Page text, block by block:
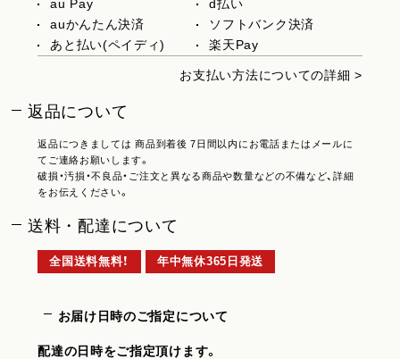
au Pay
d払い
auかんたん決済
ソフトバンク決済
あと払い(ペイディ)
楽天Pay
お支払い方法についての詳細 >
返品について
返品につきましては 商品到着後 7日間以内にお電話またはメールに
てご連絡お願いします。
破損・汚損・不良品・ご注文と異なる商品や数量などの不備など、詳細
をお伝えください。
送料・配達について
全国送料無料！ 年中無休365日発送
お届け日時のご指定について
配達の日時をご指定頂けます。